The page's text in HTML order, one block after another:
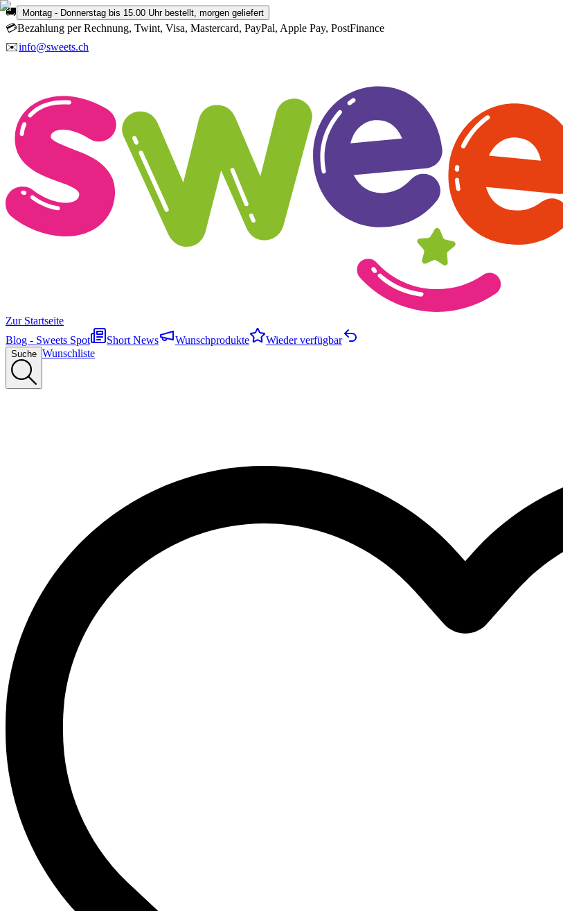
🚚 Montag - Donnerstag bis 15.00 Uhr bestellt, morgen geliefert
💳Bezahlung per Rechnung, Twint, Visa, Mastercard, PayPal, Apple Pay, PostFinance
✉️info@sweets.ch
Zur Startseite
Blog - Sweets Spot
Short News Wunschprodukte Wieder verfügbar
Suche Wunschliste